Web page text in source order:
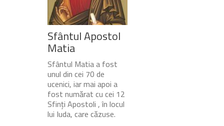
Sfântul Apostol
Matia
Sfântul Matia a fost
unul din cei 70 de
ucenici, iar mai apoi a
fost numărat cu cei 12
Sfinți Apostoli , în locul
lui Iuda, care căzuse.